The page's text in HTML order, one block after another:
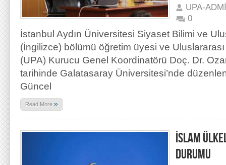
UPA-
0
İstanbul Aydın Üniversitesi Siyaset Bilimi ve
(İngilizce) bölümü öğretim üyesi ve
(UPA) Kurucu Genel Koordinatörü Doç. Dr.
tarihinde Galatasaray Üniversitesi’nde
Güncel
Read More »
İSLAM
DURUMU